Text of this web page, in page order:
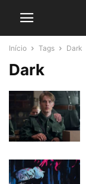
Início Tags Dark
Dark